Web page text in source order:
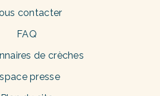
contacter
FAQ
de crèches
presse